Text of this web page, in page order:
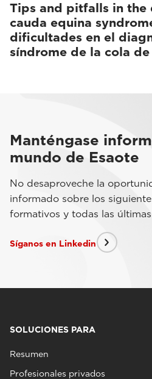
Tips and pitfalls in the
cauda equina
dificultades en el
síndrome de la cola
Manténgase
mundo de Esaote
No desaproveche la
informado sobre los
formativos y todas las
Síganos en Linkedin
SOLUCIONES PARA
Resumen
Profesionales privados